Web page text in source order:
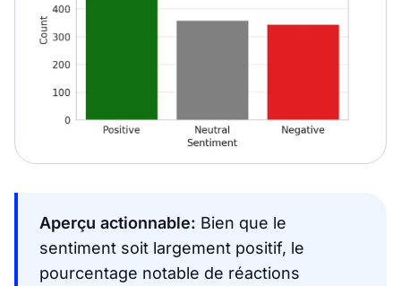
Aperçu actionnable: Bien que le
sentiment soit largement positif, le
pourcentage notable de réactions